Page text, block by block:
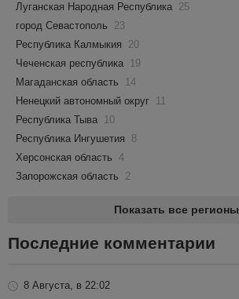
Луганская Народная Республика 25
город Севастополь
23
Республика Калмыкия
20
Чеченская республика 19
Магаданская область
14
Ненецкий автономный округ 11
Республика Тыва 10
Республика Ингушетия
8
Херсонская область 4
Запорожская область
2
Показать все регионы
Последние комментарии
8 Августа, в 22:02